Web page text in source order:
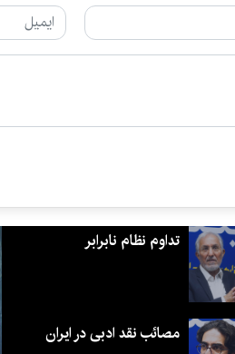
تداوم نظام نابرابر
مصائب نقد ادبی در ایران